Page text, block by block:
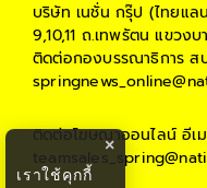
บริษัท เนชั่น กรุ๊ป (ไทยแล
9,10,11 ถ.เทพรัตน แขวง
ติดต่อกองบรรณาธิการ ส
ติดต่อโฆษณาออนไลน์ อีเ
×
เราใช้คุกกี้